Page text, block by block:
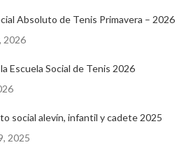
Absoluto de Tenis Primavera – 2026
2026
Escuela Social de Tenis 2026
social alevín, infantil y cadete 2025
2025